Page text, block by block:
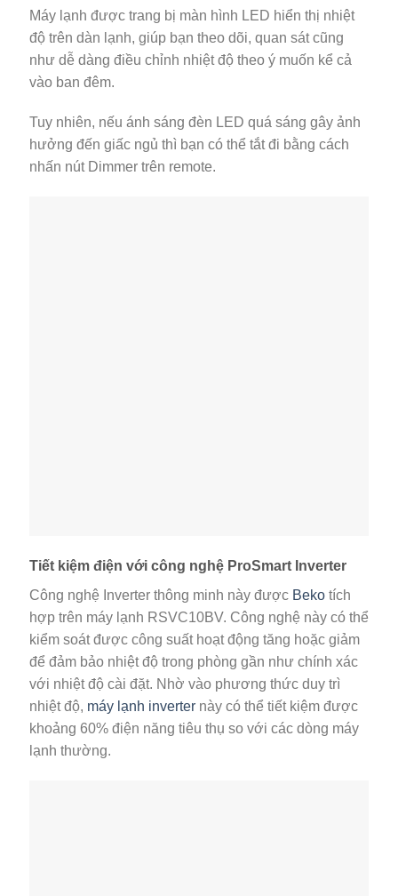
Máy lạnh được trang bị màn hình LED hiển thị nhiệt
độ trên dàn lạnh, giúp bạn theo dõi, quan sát cũng
như dễ dàng điều chỉnh nhiệt độ theo ý muốn kể cả
vào ban đêm.
Tuy nhiên, nếu ánh sáng đèn LED quá sáng gây ảnh
hưởng đến giấc ngủ thì bạn có thể tắt đi bằng cách
nhấn nút Dimmer trên remote.
Tiết kiệm điện với công nghệ ProSmart Inverter
Công nghệ Inverter thông minh này được Beko tích
hợp trên máy lạnh RSVC10BV. Công nghệ này có thể
kiểm soát được công suất hoạt động tăng hoặc giảm
để đảm bảo nhiệt độ trong phòng gần như chính xác
với nhiệt độ cài đặt. Nhờ vào phương thức duy trì
nhiệt độ, máy lạnh inverter này có thể tiết kiệm được
khoảng 60% điện năng tiêu thụ so với các dòng máy
lạnh thường.